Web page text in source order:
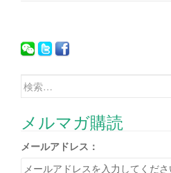
検索:
メルマガ購読
メールアドレス：